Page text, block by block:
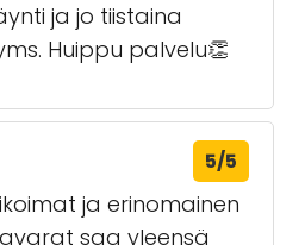
ja jo tiistaina
Huippu palvelu👏
5/5
ja erinomainen
saa yleensä